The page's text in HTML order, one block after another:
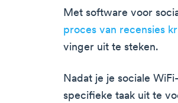
Met software voor
proces van recensies
vinger uit te steken.
Nadat je je sociale
specifieke taak uit te